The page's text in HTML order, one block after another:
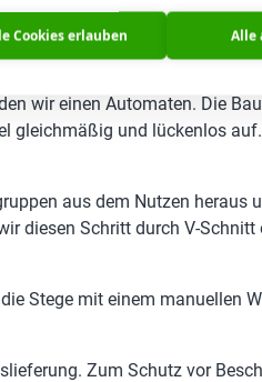
Teile und prüfen, ob sie
wir einen Automaten. Die
gleichmäßig und lückenlos
aus dem Nutzen
diesen Schritt durch V-
Stege mit einem manuellen
Zum Schutz vor
Cookies erlauben Alle